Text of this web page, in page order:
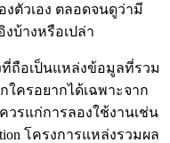
งตัวเอง ตลอดจนดูว่ามี
บ้างหรือเปล่า
ที่ถือเป็นแหล่งข้อมูลที่รวม
ครอยากได้เฉพาะจาก
วรแก่การลองใช้งานเช่น
โครงการแหล่งรวมผล